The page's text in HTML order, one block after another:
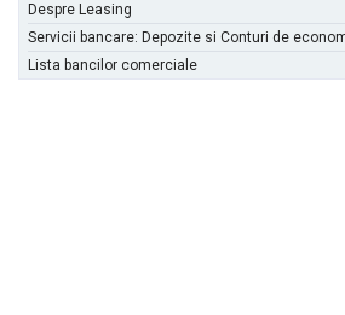
Despre Leasing
Servicii bancare: Depozite si Conturi de
Lista bancilor comerciale